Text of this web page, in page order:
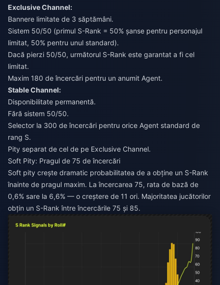
Exclusive Channel:
Bannere limitate de 3 săptămâni.
Sistem 50/50 (primul S-Rank = 50% șanse pentru personajul
limitat, 50% pentru unul standard).
Dacă pierzi 50/50, următorul S-Rank este garantat a fi cel
limitat.
Maxim 180 de încercări pentru un anumit Agent.
Stable Channel:
Disponibilitate permanentă.
Fără sistem 50/50.
Selector la 300 de încercări pentru orice Agent standard de
rang S.
Pity separat de cel de pe Exclusive Channel.
Soft Pity: Pragul de 75 de încercări
Soft pity crește dramatic probabilitatea de a obține un S-Rank
înainte de pragul maxim. La încercarea 75, rata de bază de
0,6% sare la 6,6% — o creștere de 11 ori. Majoritatea jucătorilor
obțin un S-Rank între încercările 75 și 85.